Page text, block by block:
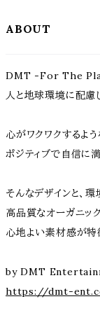
ABOUT
DMT -For The
人と地球環境に配慮
心がワクワクするよう
ポジティブで自信に
そんなデザインと、
高品質なオーガニッ
心地よい素材感が特
by DMT
https://dmt-